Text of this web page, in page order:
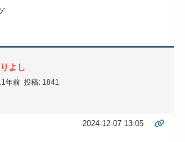
よし
年前 投稿: 1841
2024-12-07 13:05